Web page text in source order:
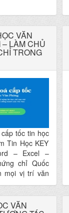
VĂN
– LÀM CHỦ
TRONG
tốc tin học
Tin Học KEY
– Excel –
chỉ Quốc
mọi vị trí văn
VĂN